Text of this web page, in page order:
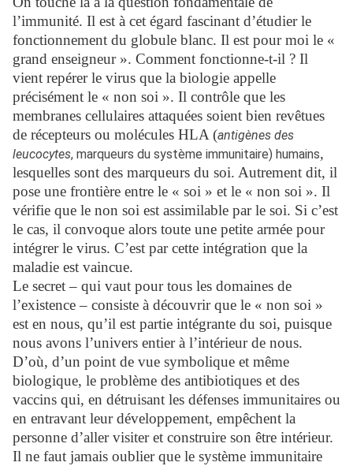
l’immunité. Il est à cet égard fascinant d’étudier le
fonctionnement du globule blanc. Il est pour moi le «
grand enseigneur ». Comment fonctionne-t-il ? Il
vient repérer le virus que la biologie appelle
précisément le « non soi ». Il contrôle que les
membranes cellulaires attaquées soient bien revêtues
de récepteurs ou molécules HLA (antigènes des
leucocytes, marqueurs du système immunitaire) humains,
lesquelles sont des marqueurs du soi. Autrement dit, il
pose une frontière entre le « soi » et le « non soi ». Il
vérifie que le non soi est assimilable par le soi. Si c’est
le cas, il convoque alors toute une petite armée pour
intégrer le virus. C’est par cette intégration que la
maladie est vaincue.
Le secret – qui vaut pour tous les domaines de
l’existence – consiste à découvrir que le « non soi »
est en nous, qu’il est partie intégrante du soi, puisque
nous avons l’univers entier à l’intérieur de nous.
D’où, d’un point de vue symbolique et même
biologique, le problème des antibiotiques et des
vaccins qui, en détruisant les défenses immunitaires ou
en entravant leur développement, empêchent la
personne d’aller visiter et construire son être intérieur.
Il ne faut jamais oublier que le système immunitaire